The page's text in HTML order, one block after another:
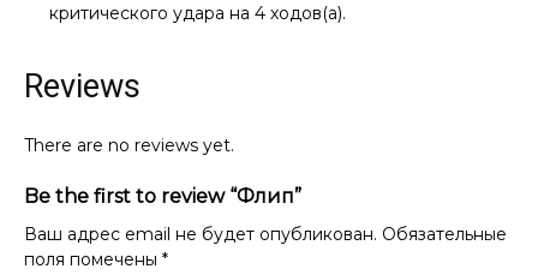
критического удара на 4 ходов(а).
Reviews
There are no reviews yet.
Be the first to review “Флип”
Ваш адрес email не будет опубликован. Обязательные
поля помечены *